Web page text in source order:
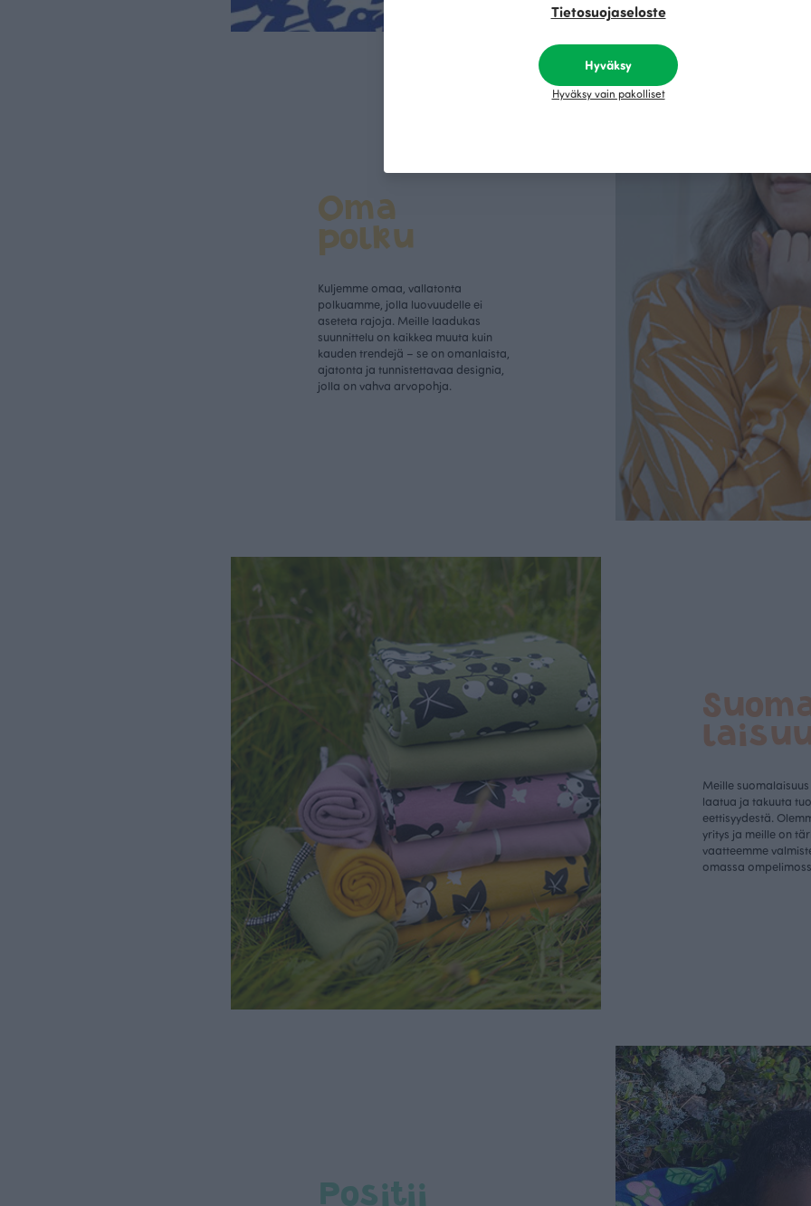
Oma
polku
Kuljemme omaa, vallatonta
polkuamme, jolla luovuudelle ei
aseteta rajoja. Meille laadukas
suunnittelu on kaikkea muuta kuin
kauden trendejä – se on omanlaista,
ajatonta ja tunnistettavaa designia,
jolla on vahva arvopohja.
Meille
laatua ja takuuta
eettisyydestä.
yritys ja meille on
vaatteemme
omassa
Positii
Tietosuojaseloste
Hyväksy
Hyväksy vain pakolliset